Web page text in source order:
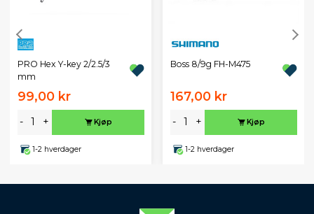
PRO Hex Y-key 2/2.5/3
mm
99,00 kr
- + Kjøp
1-2 hverdager
Boss 8/9g FH-M475
167,00 kr
- + Kjøp
1-2 hverdager